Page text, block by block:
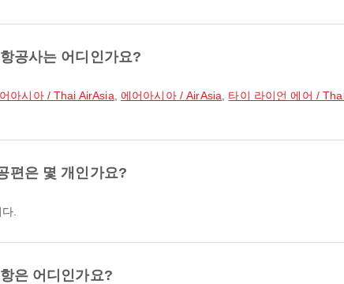
공사는 어디인가요?
아시아 / Thai AirAsia ,에어아시아 / AirAsia 타이 라이언 에어 /
편은 몇 개인가요?
.
은 어디인가요?